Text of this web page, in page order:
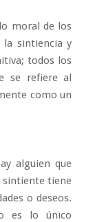
moral de los
la sintiencia y
todos los
se refiere al
como un
alguien que
sintiente tiene
o deseos.
es lo único